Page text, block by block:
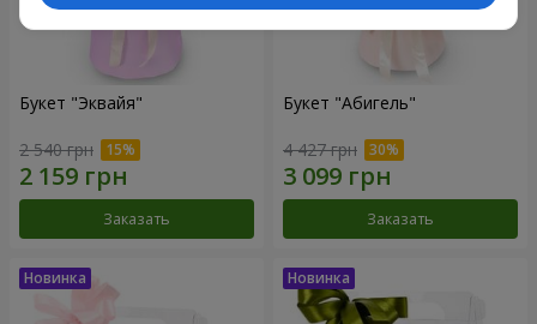
Букет "Эквайя"
2 540 грн
Заказать
Букет "Абигель"
4 427 грн
Заказать